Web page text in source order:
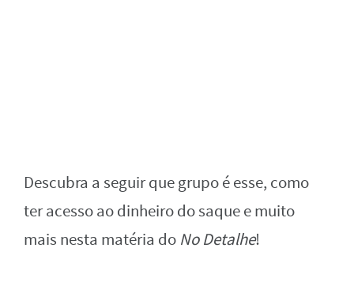
Descubra a seguir que grupo é esse, como
ter acesso ao dinheiro do saque e muito
mais nesta matéria do No Detalhe!